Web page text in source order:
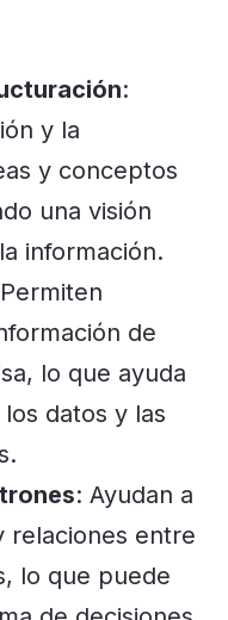
:
y la
y conceptos
una visión
información.
de
lo que ayuda
datos y las
: Ayudan a
relaciones entre
lo que puede